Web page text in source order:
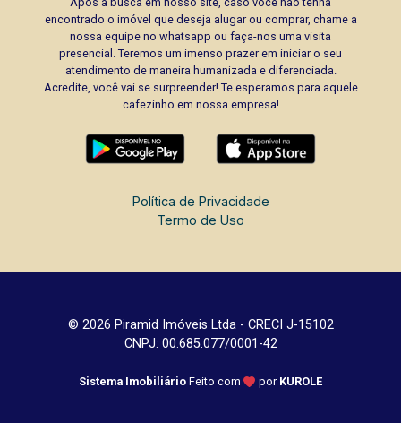
encontrado o imóvel que deseja alugar ou comprar, chame a
nossa equipe no whatsapp ou faça-nos uma visita
presencial. Teremos um imenso prazer em iniciar o seu
atendimento de maneira humanizada e diferenciada.
Acredite, você vai se surpreender! Te esperamos para aquele
cafezinho em nossa empresa!
Política de Privacidade
Termo de Uso
© 2026 Piramid Imóveis Ltda - CRECI J-15102
CNPJ: 00.685.077/0001-42
Sistema Imobiliário Feito com por KUROLE